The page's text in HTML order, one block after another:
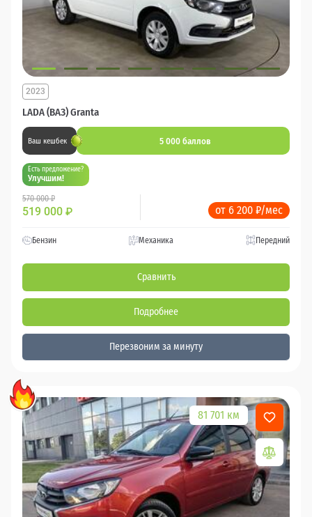
LADA (ВАЗ) Granta
2023
Ваш кешбек 5 000 баллов
Есть предложение?
Улучшим!
570 000 ₽
519 000 ₽ от 6 200 ₽/мес
Бензин Механика Передний
Сравнить
Подробнее
Перезвоним за минуту
81 701 км